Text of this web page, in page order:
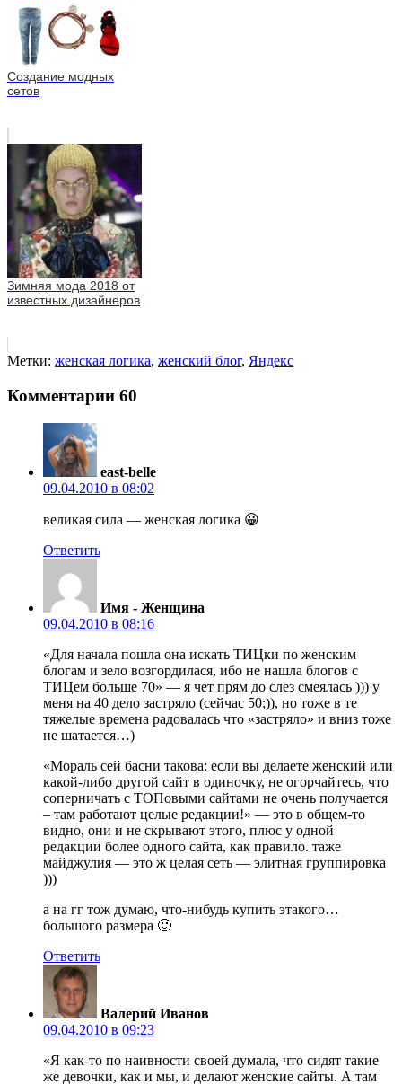
Создание модных
сетов
Зимняя мода 2018 от
известных дизайнеров
Метки: женская логика, женский блог, Яндекс
Комментарии 60
east-belle
09.04.2010 в 08:02
великая сила — женская логика 😀
Ответить
Имя - Женщина
09.04.2010 в 08:16
«Для начала пошла она искать ТИЦки по женским
блогам и зело возгордилася, ибо не нашла блогов с
ТИЦем больше 70» — я чет прям до слез смеялась ))) у
меня на 40 дело застряло (сейчас 50;)), но тоже в те
тяжелые времена радовалась что «застряло» и вниз тоже
не шатается…)
«Мораль сей басни такова: если вы делаете женский или
какой-либо другой сайт в одиночку, не огорчайтесь, что
соперничать с ТОПовыми сайтами не очень получается
– там работают целые редакции!» — это в общем-то
видно, они и не скрывают этого, плюс у одной
редакции более одного сайта, как правило. таже
майджулия — это ж целая сеть — элитная группировка
)))
а на гг тож думаю, что-нибудь купить этакого…
большого размера 🙂
Ответить
Валерий Иванов
09.04.2010 в 09:23
«Я как-то по наивности своей думала, что сидят такие
же девочки, как и мы, и делают женские сайты. А там